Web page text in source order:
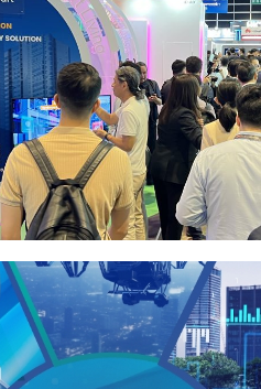
展示升級版 PropTech 解